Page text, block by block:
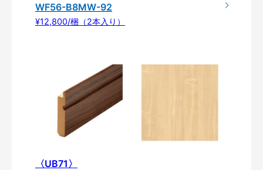
WF56-B8MW-92
¥12,800/梱（2本入り）
〈UB71〉